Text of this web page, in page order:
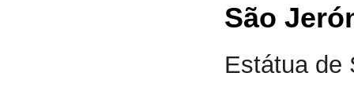
São
Estátua de